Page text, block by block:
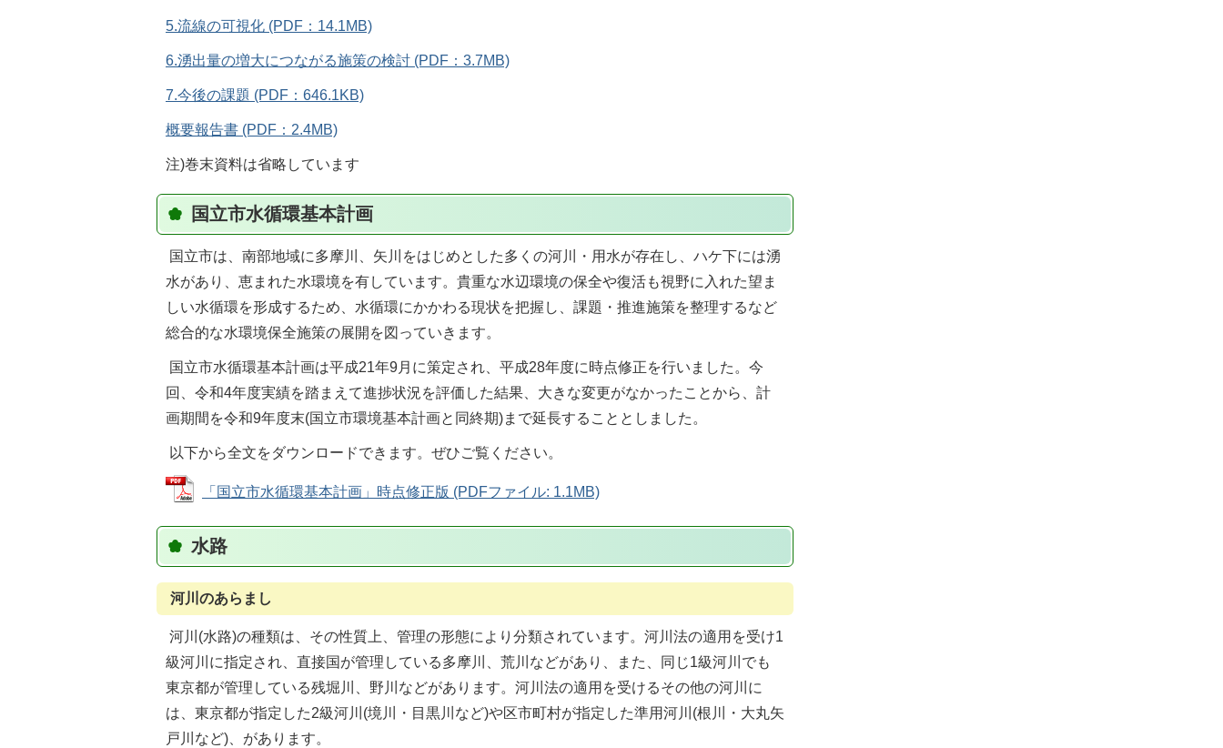
5.流線の可視化 (PDF：14.1MB)
6.湧出量の増大につながる施策の検討 (PDF：3.7MB)
7.今後の課題 (PDF：646.1KB)
概要報告書 (PDF：2.4MB)
注)巻末資料は省略しています
国立市水循環基本計画
国立市は、南部地域に多摩川、矢川をはじめとした多くの河川・用水が存在し、ハケ下には湧
水があり、恵まれた水環境を有しています。貴重な水辺環境の保全や復活も視野に入れた望ま
しい水循環を形成するため、水循環にかかわる現状を把握し、課題・推進施策を整理するなど
総合的な水環境保全施策の展開を図っていきます。
国立市水循環基本計画は平成21年9月に策定され、平成28年度に時点修正を行いました。今
回、令和4年度実績を踏まえて進捗状況を評価した結果、大きな変更がなかったことから、計
画期間を令和9年度末(国立市環境基本計画と同終期)まで延長することとしました。
以下から全文をダウンロードできます。ぜひご覧ください。
「国立市水循環基本計画」時点修正版 (PDFファイル: 1.1MB)
水路
河川のあらまし
河川(水路)の種類は、その性質上、管理の形態により分類されています。河川法の適用を受け1
級河川に指定され、直接国が管理している多摩川、荒川などがあり、また、同じ1級河川でも
東京都が管理している残堀川、野川などがあります。河川法の適用を受けるその他の河川に
は、東京都が指定した2級河川(境川・目黒川など)や区市町村が指定した準用河川(根川・大丸矢
戸川など)、があります。